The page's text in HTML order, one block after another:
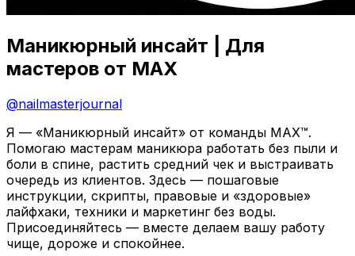
Маникюрный инсайт | Для
мастеров от MAX
@nailmasterjournal
Я — «Маникюрный инсайт» от команды MAX™.
Помогаю мастерам маникюра работать без пыли и
боли в спине, растить средний чек и выстраивать
очередь из клиентов. Здесь — пошаговые
инструкции, скрипты, правовые и «здоровые»
лайфхаки, техники и маркетинг без воды.
Присоединяйтесь — вместе делаем вашу работу
чище, дороже и спокойнее.